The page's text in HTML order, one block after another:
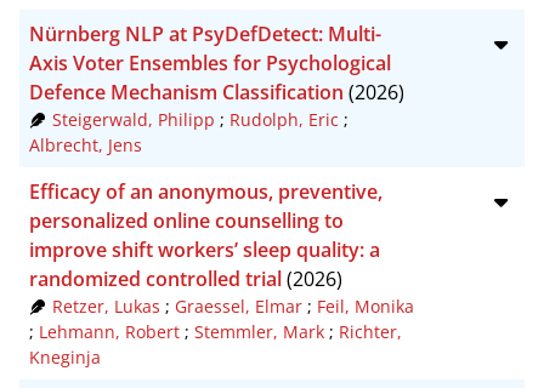
Nürnberg NLP at PsyDefDetect: Multi-
Axis Voter Ensembles for Psychological
Defence Mechanism Classification (2026)
Steigerwald, Philipp ; Rudolph, Eric ;
Albrecht, Jens
Efficacy of an anonymous, preventive,
personalized online counselling to
improve shift workers’ sleep quality: a
randomized controlled trial(2026)
Retzer, Lukas ; Graessel, Elmar; Feil, Monika
; Lehmann, Robert ; Stemmler, Mark ; Richter,
Kneginja